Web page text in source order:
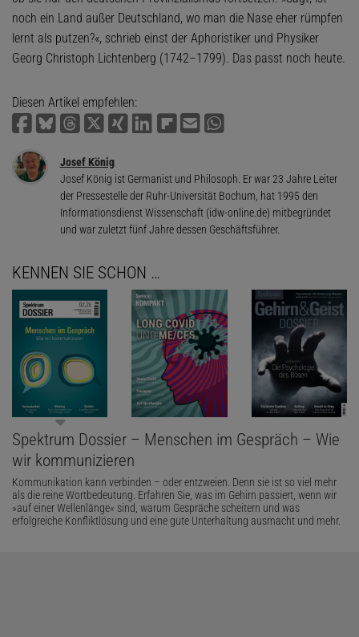
noch ein Land außer Deutschland, wo man die Nase eher rümpfen
lernt als putzen?«, schrieb einst der Aphoristiker und Physiker
Georg Christoph Lichtenberg (1742–1799). Das passt noch heute.
Diesen Artikel empfehlen:
Josef König
Josef König ist Germanist und Philosoph. Er war 23 Jahre Leiter
der Pressestelle der Ruhr-Universität Bochum, hat 1995 den
Informationsdienst Wissenschaft (idw-online.de) mitbegründet
und war zuletzt fünf Jahre dessen Geschäftsführer.
KENNEN SIE SCHON …
Spektrum Dossier – Menschen im Gespräch – Wie
wir kommunizieren
Kommunikation kann verbinden – oder entzweien. Denn sie ist so viel mehr
als die reine Wortbedeutung. Erfahren Sie, was im Gehirn passiert, wenn wir
»auf einer Wellenlänge« sind, warum Gespräche scheitern und was
erfolgreiche Konfliktlösung und eine gute Unterhaltung ausmacht und mehr.